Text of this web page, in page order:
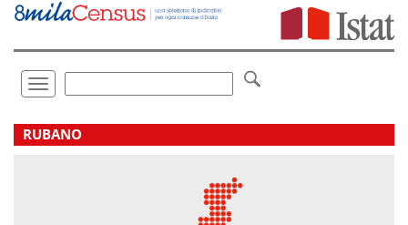
Vai
direttamente
Toggle
navigation
.
RUBANO